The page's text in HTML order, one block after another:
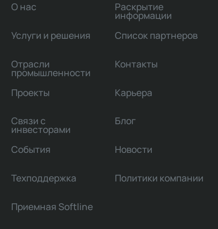
О нас
Услуги и решения
Отрасли
промышленности
Проекты
Связи с
инвесторами
Раскрытие
информации
Список партнеров
Контакты
Карьера
Блог
События Новости
Техподдержка Политики компании
Приемная Softline